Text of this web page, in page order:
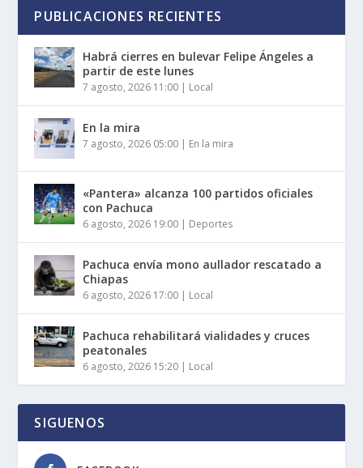
PUBLICACIONES RECIENTES
Habrá cierres en bulevar Felipe Ángeles a
partir de este lunes
7 agosto, 2026 11:00 | Local
En la mira
7 agosto, 2026 05:00 | En la mira
«Pantera» alcanza 100 partidos oficiales
con Pachuca
6 agosto, 2026 19:00 | Deportes
Pachuca envía mono aullador rescatado a
Chiapas
6 agosto, 2026 17:00 | Local
Pachuca rehabilitará vialidades y cruces
peatonales
6 agosto, 2026 15:20 | Local
SIGUENOS